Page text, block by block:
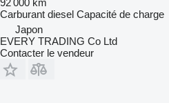
Carburant diesel Capacité de charge
Japon
EVERY TRADING Co Ltd
Contacter le vendeur